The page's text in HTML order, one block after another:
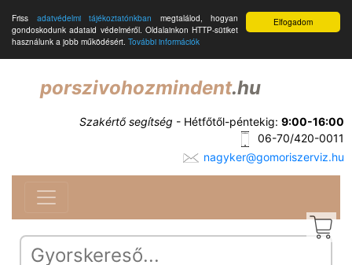
Elfogadom
Friss adatvédelmi tájékoztatónkban megtalálod, hogyan
gondoskodunk adataid védelméről. Oldalainkon HTTP-sütiket
használunk a jobb működésért. További információk
porszivohozmindent.hu
Szakértő segítség - Hétfőtől-péntekig: 9:00-16:00
06-70/420-0011
nagyker@gomoriszerviz.hu